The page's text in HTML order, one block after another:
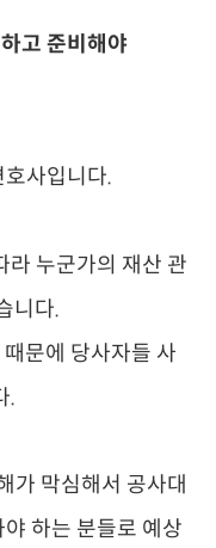
고 준비해야
사입니다.
라 누군가의 재산 관
니다.
문에 당사자들 사
.
가 막심해서 공사대
하는 분들로 예상